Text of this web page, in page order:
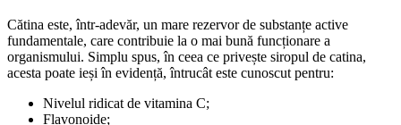
Cătina este, într-adevăr, un mare rezervor de substanțe active
fundamentale, care contribuie la o mai bună funcționare a
organismului. Simplu spus, în ceea ce privește siropul de catina,
acesta poate ieși în evidență, întrucât este cunoscut pentru:
Nivelul ridicat de vitamina C;
Flavonoide;